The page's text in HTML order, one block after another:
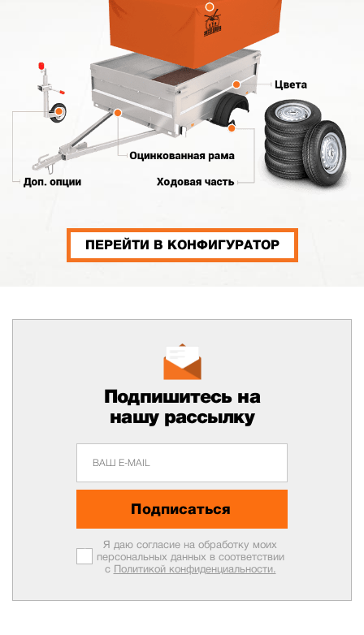
ПЕРЕЙТИ В КОНФИГУРАТОР
Подпишитесь на
нашу рассылку
Подписаться
Я даю согласие на обработку моих
персональных данных в соответствии
с Политикой конфиденциальности.